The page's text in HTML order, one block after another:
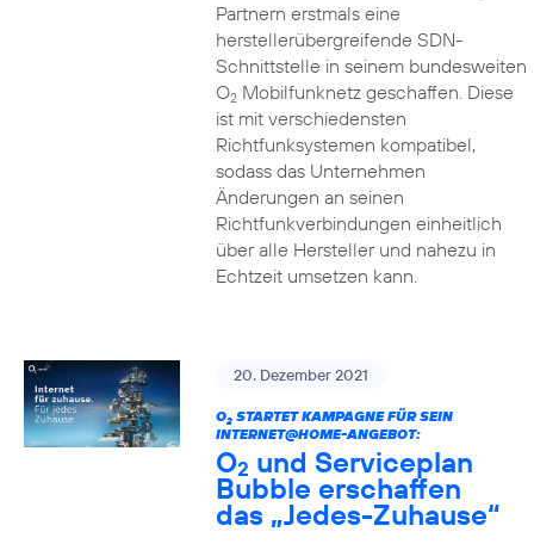
Partnern erstmals eine
herstellerübergreifende SDN-
Schnittstelle in seinem bundesweiten
O2Mobilfunknetz geschaffen. Diese
ist mit verschiedensten
Richtfunksystemen kompatibel,
sodass das Unternehmen
Änderungen an seinen
Richtfunkverbindungen einheitlich
über alle Hersteller und nahezu in
Echtzeit umsetzen kann.
20. Dezember 2021
O2STARTET KAMPAGNE FÜR SEIN
INTERNET@HOME-ANGEBOT:
O2 und Serviceplan
Bubble erschaffen
das „Jedes-Zuhause“